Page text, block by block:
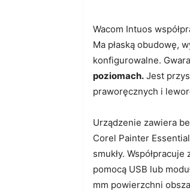
Wacom Intuos
Ma płaską obudowę,
konfigurowalne.
poziomach. Jest
praworęcznych i
Urządzenie zawiera
Corel Painter
smukły.
pomocą USB lub
mm powierzchni